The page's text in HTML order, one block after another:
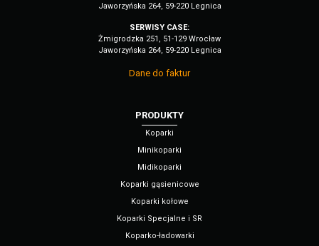
Jaworzyńska 264, 59-220 Legnica
SERWISY CASE:
Żmigrodzka 251, 51-129 Wrocław
Jaworzyńska 264, 59-220 Legnica
Dane do faktur
PRODUKTY
Koparki
Minikoparki
Midikoparki
Koparki gąsienicowe
Koparki kołowe
Koparki Specjalne i SR
Koparko-ładowarki